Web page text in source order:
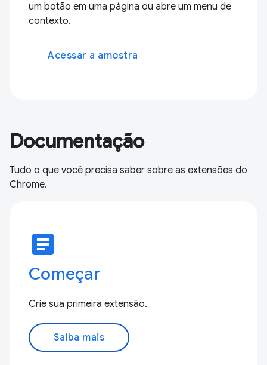
um botão em uma página ou abre um menu de
contexto.
Acessar a amostra
Documentação
Tudo o que você precisa saber sobre as extensões do
Chrome.
article
Começar
Crie sua primeira extensão.
Saiba mais